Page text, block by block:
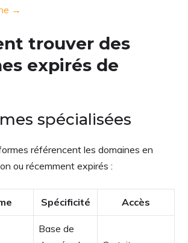
→
trouver des
expirés de
spécialisées
référencent les domaines en
ou récemment expirés :
Spécificité Accès
Base de